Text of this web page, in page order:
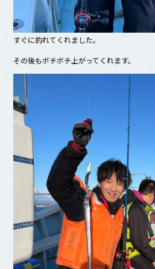
すぐに釣れてくれました。
その後もボチボチ上がってくれます。